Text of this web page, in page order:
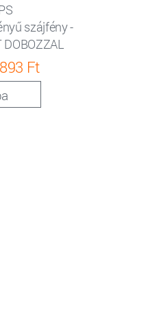
szájfény -
Ft